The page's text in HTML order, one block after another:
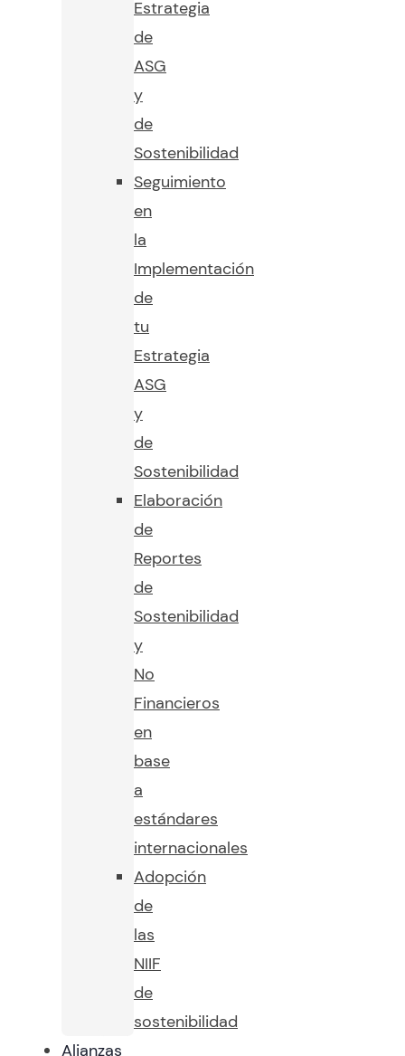
Estrategia
de
ASG
y
de
Sostenibilidad
Seguimiento
en
la
Implementación
de
tu
Estrategia
ASG
y
de
Sostenibilidad
Elaboración
de
Reportes
de
Sostenibilidad
y
No
Financieros
en
base
a
estándares
internacionales
Adopción
de
las
NIIF
de
sostenibilidad
Alianzas